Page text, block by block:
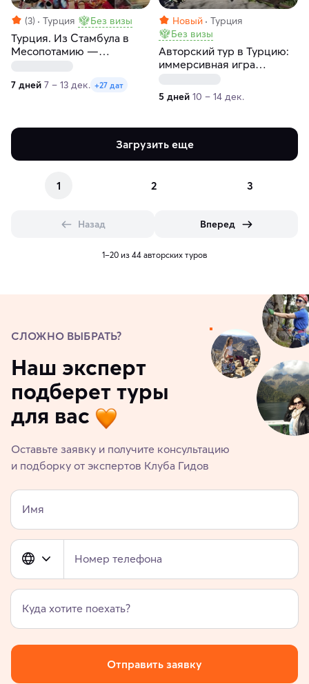
(3) Турция Без визы
Турция. Из Стамбула в
Месопотамию —
7 дней 7 – 13 дек. +27 дат
Новый
Турция
Без визы
Авторский тур в Турцию:
иммерсивная игра
Султан»
5 дней 10 – 14 дек.
Загрузить еще
1 2 3
Назад Вперед
1–20 из 44 авторских туров
СЛОЖНО ВЫБРАТЬ?
Наш эксперт
подберет туры
для вас
Оставьте заявку и получите консультацию
и подборку от экспертов Клуба Гидов
Имя
Номер телефона
Куда хотите поехать?
Отправить заявку